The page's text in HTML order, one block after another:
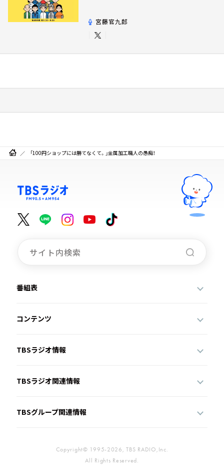
宮藤官九郎
「100円ショップには勝てなくて。」金属加工職人の愚痴！
番組表
コンテンツ
TBSラジオ情報
TBSラジオ関連情報
TBSグループ関連情報
Copyright© 1995-2026, TBS RADIO,Inc.
All Rights Reserved.